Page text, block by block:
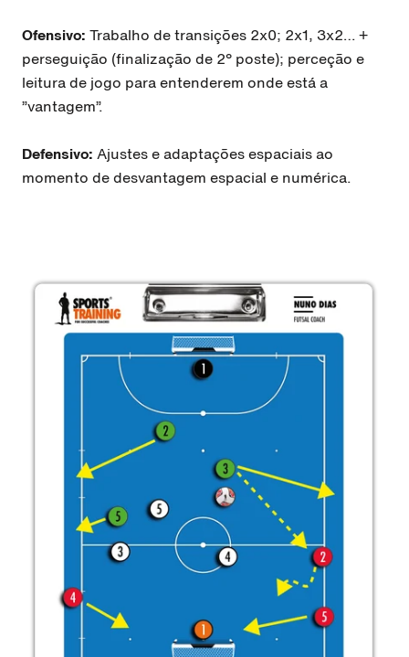
Ofensivo: Trabalho de transições 2x0; 2x1, 3x2… +
perseguição (finalização de 2º poste); perceção e
leitura de jogo para entenderem onde está a
”vantagem”.
Defensivo: Ajustes e adaptações espaciais ao
momento de desvantagem espacial e numérica.